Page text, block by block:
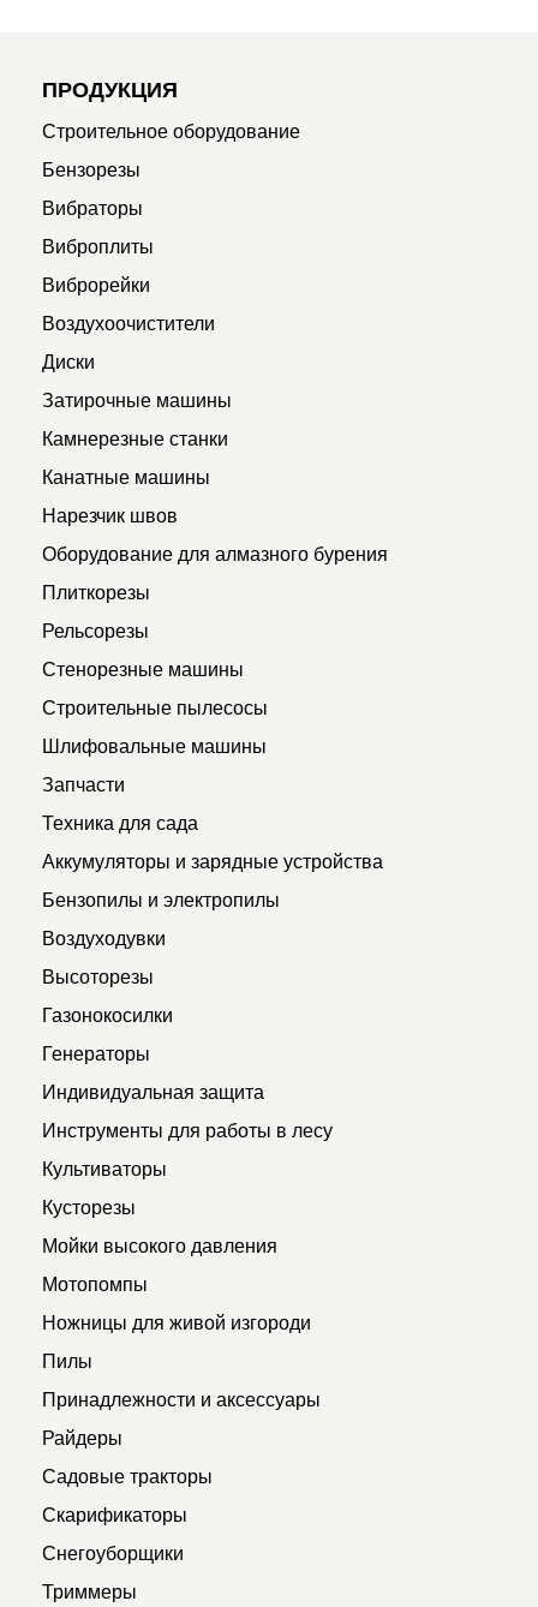
ПРОДУКЦИЯ
Строительное оборудование
Бензорезы
Вибраторы
Виброплиты
Виброрейки
Воздухоочистители
Диски
Затирочные машины
Камнерезные станки
Канатные машины
Нарезчик швов
Оборудование для алмазного бурения
Плиткорезы
Рельсорезы
Стенорезные машины
Строительные пылесосы
Шлифовальные машины
Запчасти
Техника для сада
Аккумуляторы и зарядные устройства
Бензопилы и электропилы
Воздуходувки
Высоторезы
Газонокосилки
Генераторы
Индивидуальная защита
Инструменты для работы в лесу
Культиваторы
Кусторезы
Мойки высокого давления
Мотопомпы
Ножницы для живой изгороди
Пилы
Принадлежности и аксессуары
Райдеры
Садовые тракторы
Скарификаторы
Снегоуборщики
Триммеры